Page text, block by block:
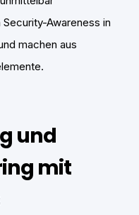
Awareness in
machen aus
und
mit